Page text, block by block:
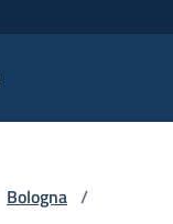
Bologna /